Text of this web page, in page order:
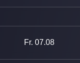
Fr. 07.08